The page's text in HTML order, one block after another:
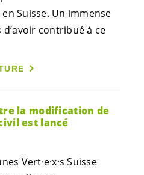
Suisse. Un immense
contribué à ce
la modification de
est lancé
Vert·e·x·s Suisse